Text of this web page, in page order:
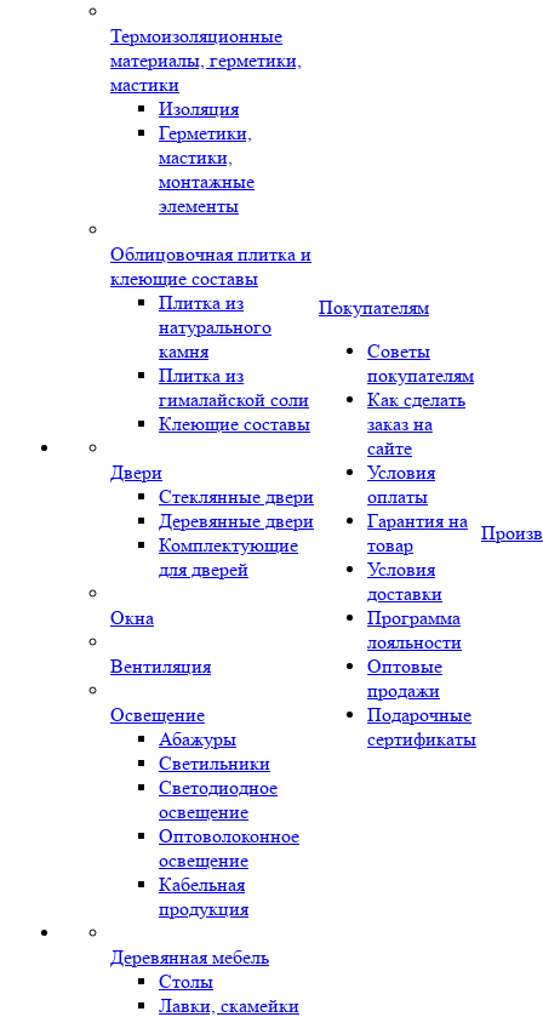
Термоизоляционные
материалы, герметики,
мастики
Изоляция
Герметики,
мастики,
монтажные
элементы
Облицовочная плитка и
клеющие составы
Плитка из
натурального
камня
Плитка из
гималайской соли
Клеющие составы
Двери
Стеклянные двери
Деревянные двери
Комплектующие
для дверей
Окна
Вентиляция
Освещение
Абажуры
Светильники
Светодиодное
освещение
Оптоволоконное
освещение
Кабельная
продукция
Деревянная мебель
Столы
Лавки, скамейки
Покупателям
Советы
покупателям
Как сделать
заказ на
сайте
Условия
оплаты
Гарантия на
товар
Условия
доставки
Программа
лояльности
Оптовые
продажи
Подарочные
сертификаты